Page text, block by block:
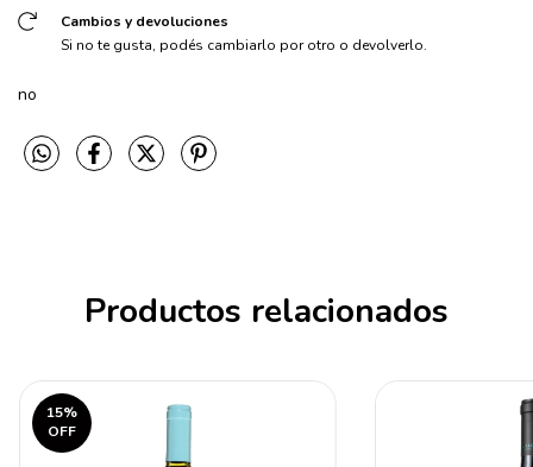
Cambios y devoluciones
Si no te gusta, podés cambiarlo por otro o devolverlo.
no
Productos relacionados
15%
OFF